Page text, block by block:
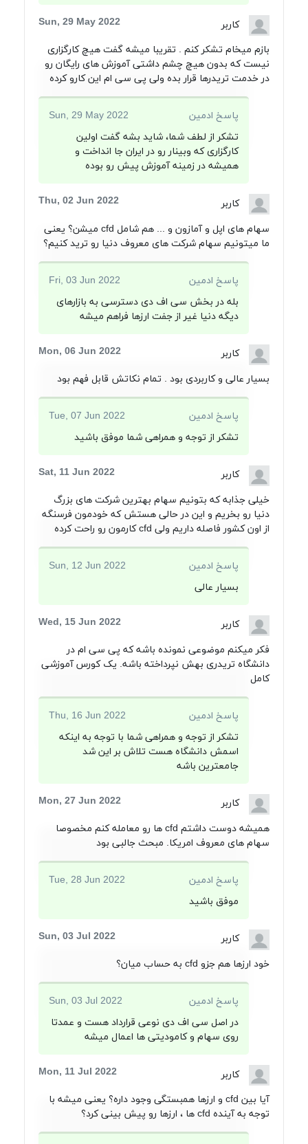
کاربر Sun, 29 May 2022
بازم میخام تشکر کنم . تقریبا میشه گفت هیچ کارگزاری
نیست که بدون هیچ چشم داشتی آموزش های رایگان رو
در خدمت تریدرها قرار بده ولی پی سی ام این کارو کرده
پاسخ ادمین
Sun, 29 May 2022
تشکر از لطف شما، شاید بشه گفت اولین
کارگزاری که وبینار رو در ایران جا انداخت و
همیشه در زمینه آموزش پیش رو بوده
کاربر Thu, 02 Jun 2022
سهام های اپل و آمازون و ... هم شامل cfd میشن؟ یعنی
ما میتونیم سهام شرکت های معروف دنیا رو ترید کنیم؟
پاسخ ادمین
Fri, 03 Jun 2022
بله در بخش سی اف دی دسترسی به بازارهای
دیگه دنیا غیر از جفت ارزها فراهم میشه
کاربر Mon, 06 Jun 2022
بسیار عالی و کاربردی بود . تمام نکاتش قابل فهم بود
پاسخ ادمین
Tue, 07 Jun 2022
تشکر از توجه و همراهی شما موفق باشید
کاربر Sat, 11 Jun 2022
خیلی جذابه که بتونیم سهام بهترین شرکت های بزرگ
دنیا رو بخریم و این در حالی هستش که خودمون فرسنگه
از اون کشور فاصله داریم ولی cfd کارمون رو راحت کرده
پاسخ ادمین
Sun, 12 Jun 2022
بسیار عالی
کاربر Wed, 15 Jun 2022
فکر میکنم موضوعی نمونده باشه که پی سی ام در
دانشگاه تریدری بهش نپرداخته باشه. یک کورس آموزشی
کامل
پاسخ ادمین
Thu, 16 Jun 2022
تشکر از توجه و همراهی شما با توجه به اینکه
اسمش دانشگاه هست تلاش بر این شد
جامعترین باشه
کاربر Mon, 27 Jun 2022
همیشه دوست داشتم cfd ها رو معامله کنم مخصوصا
سهام های معروف امریکا. مبحث جالبی بود
پاسخ ادمین
Tue, 28 Jun 2022
موفق باشید
کاربر Sun, 03 Jul 2022
خود ارزها هم جزو cfd به حساب میان؟
پاسخ ادمین
Sun, 03 Jul 2022
در اصل سی اف دی نوعی قرارداد هست و عمدتا
روی سهام و کامودیتی ها اعمال میشه
کاربر Mon, 11 Jul 2022
آیا بین cfd و ارزها همبستگی وجود داره؟ یعنی میشه با
توجه به آینده cfd ها ، ارزها رو پیش بینی کرد؟